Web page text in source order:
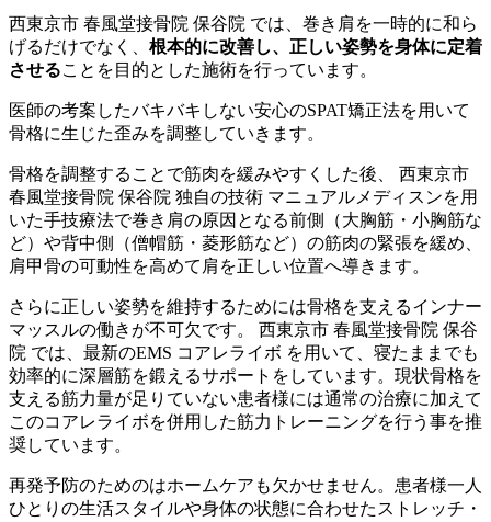
西東京市 春風堂接骨院 保谷院 では、巻き肩を一時的に和ら
げるだけでなく、 根本的に改善し、正しい姿勢を身体に定着
させることを目的とした施術を行っています。
医師の考案したバキバキしない安心のSPAT矯正法を用いて
骨格に生じた歪みを調整していきます。
骨格を調整することで筋肉を緩みやすくした後、 西東京市
春風堂接骨院 保谷院 独自の技術 マニュアルメディスンを用
いた手技療法で巻き肩の原因となる前側（大胸筋・小胸筋な
ど）や背中側（僧帽筋・菱形筋など）の筋肉の緊張を緩め、
肩甲骨の可動性を高めて肩を正しい位置へ導きます。
さらに正しい姿勢を維持するためには骨格を支えるインナー
マッスルの働きが不可欠です。 西東京市 春風堂接骨院 保谷
院 では、最新のEMS コアレライボ を用いて、寝たままでも
効率的に深層筋を鍛えるサポートをしています。現状骨格を
支える筋力量が足りていない患者様には通常の治療に加えて
このコアレライボを併用した筋力トレーニングを行う事を推
奨しています。
再発予防のためのはホームケアも欠かせません。患者様一人
ひとりの生活スタイルや身体の状態に合わせたストレッチ・